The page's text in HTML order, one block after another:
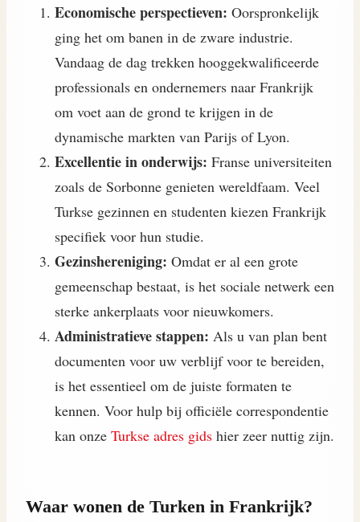
Economische perspectieven: Oorspronkelijk
ging het om banen in de zware industrie.
Vandaag de dag trekken hooggekwalificeerde
professionals en ondernemers naar Frankrijk
om voet aan de grond te krijgen in de
dynamische markten van Parijs of Lyon.
Excellentie in onderwijs: Franse universiteiten
zoals de Sorbonne genieten wereldfaam. Veel
Turkse gezinnen en studenten kiezen Frankrijk
specifiek voor hun studie.
Gezinshereniging: Omdat er al een grote
gemeenschap bestaat, is het sociale netwerk een
sterke ankerplaats voor nieuwkomers.
Administratieve stappen: Als u van plan bent
documenten voor uw verblijf voor te bereiden,
is het essentieel om de juiste formaten te
kennen. Voor hulp bij officiële correspondentie
kan onze Turkse adres gids hier zeer nuttig zijn.
Waar wonen de Turken in Frankrijk?